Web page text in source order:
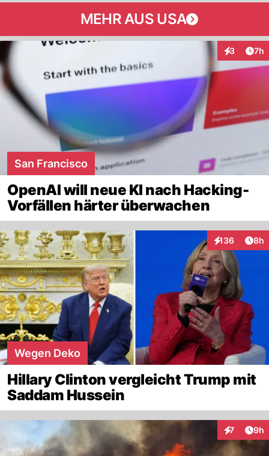
MEHR AUS USA
3 7h
San Francisco
OpenAI will neue KI nach Hacking-
Vorfällen härter überwachen
136
Interaktionen
8h
Wegen Deko
Hillary Clinton vergleicht Trump mit
Saddam Hussein
7 9h